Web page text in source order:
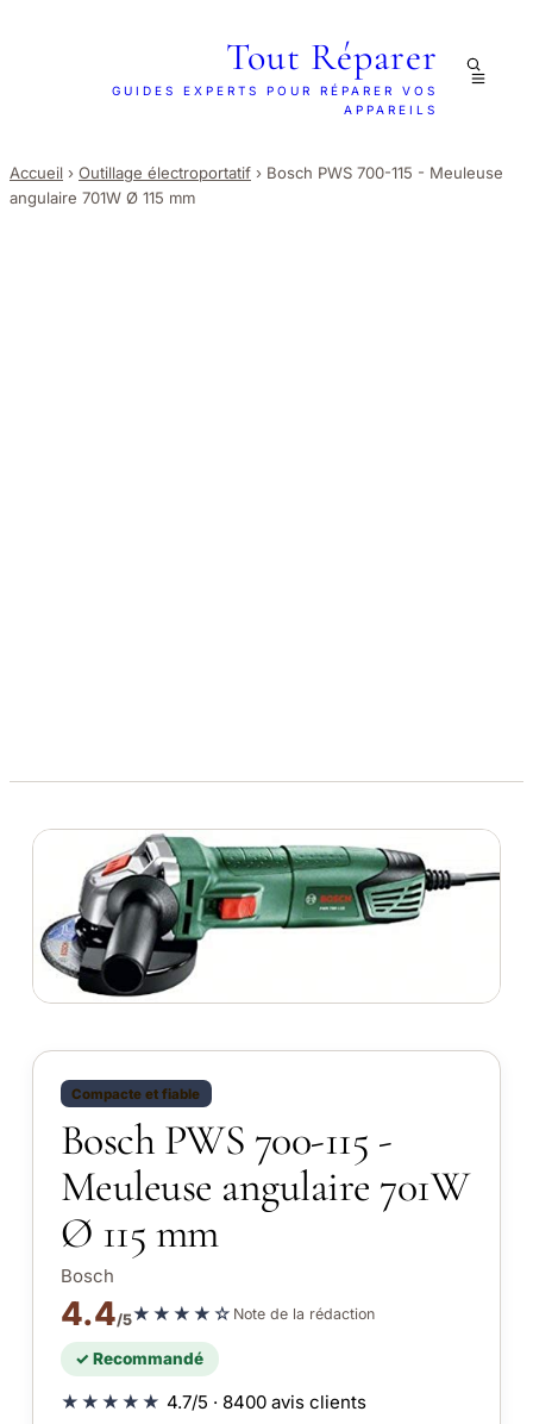
Tout Réparer
GUIDES EXPERTS POUR RÉPARER VOS
APPAREILS
Accueil › Outillage électroportatif › Bosch PWS 700-115 - Meuleuse
angulaire 701W Ø 115 mm
Compacte et fiable
Bosch PWS 700-115 -
Meuleuse angulaire 701W
Ø 115 mm
Bosch
4.4/5★★★★☆ Note de la rédaction
✓ Recommandé
★★★★★ 4.7/5 · 8400 avis clients